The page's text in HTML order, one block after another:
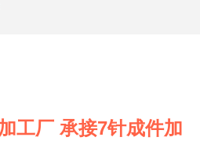
工厂 承接7针成件加